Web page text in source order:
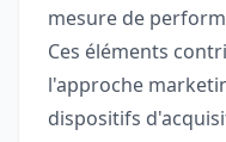
mesure de
Ces éléments
l'approche
dispositifs